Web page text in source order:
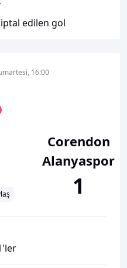
’
iptal edilen gol
16:00
Corendon
Alanyaspor
1